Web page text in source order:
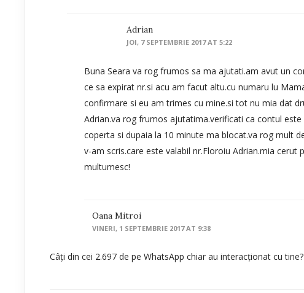
Adrian
JOI, 7 SEPTEMBRIE 2017 AT 5:22
Buna Seara va rog frumos sa ma ajutati.am avut un
ce sa expirat nr.si acu am facut altu.cu numaru lu
confirmare si eu am trimes cu mine.si tot nu mia dat
Adrian.va rog frumos ajutatima.verificati ca contul
coperta si dupaia la 10 minute ma blocat.va rog mult
v-am scris.care este valabil nr.Floroiu Adrian.mia
multumesc!
Oana Mitroi
VINERI, 1 SEPTEMBRIE 2017 AT 9:38
Câți din cei 2.697 de pe WhatsApp chiar au interacționat cu tine?